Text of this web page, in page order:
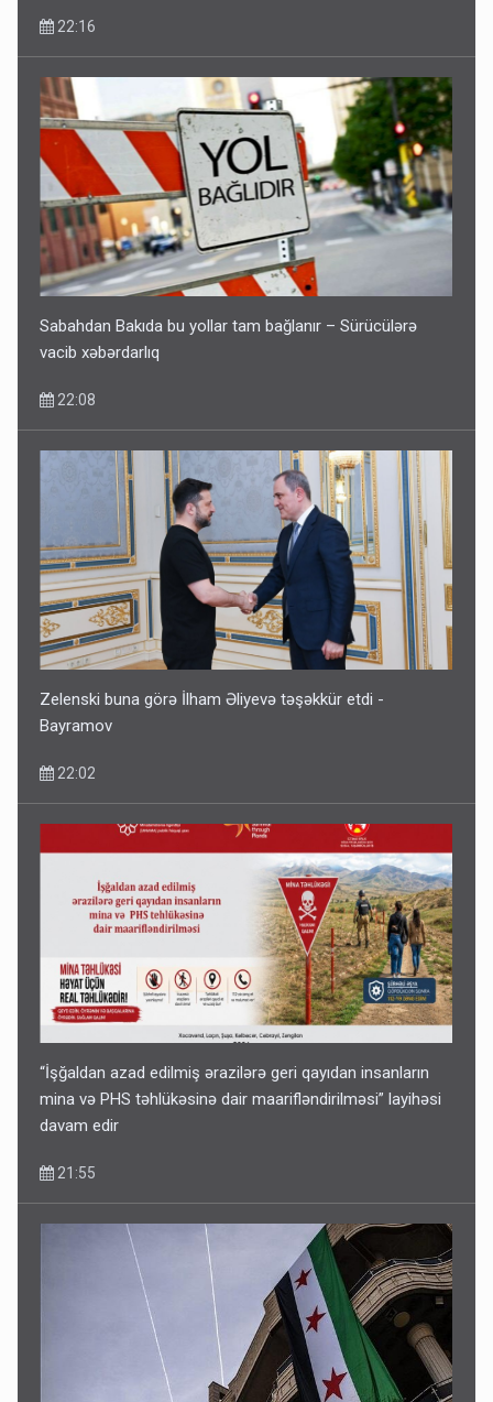
22:16
Sabahdan Bakıda bu yollar tam bağlanır – Sürücülərə
vacib xəbərdarlıq
22:08
Zelenski buna görə İlham Əliyevə təşəkkür etdi -
Bayramov
22:02
“İşğaldan azad edilmiş ərazilərə geri qayıdan insanların
mina və PHS təhlükəsinə dair maarifləndirilməsi” layihəsi
davam edir
21:55